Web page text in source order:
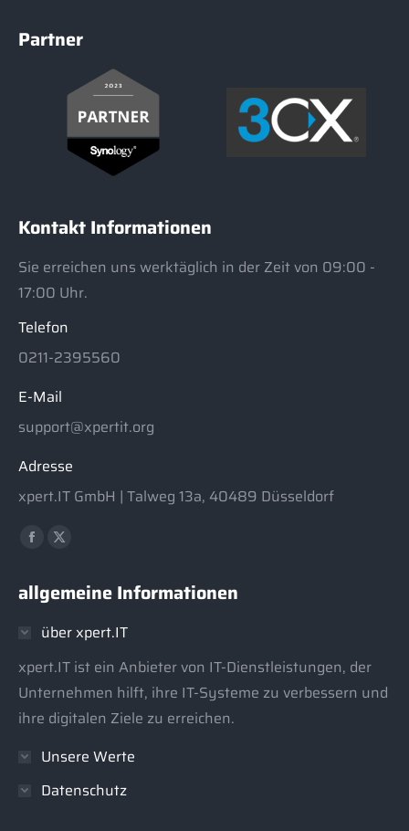
Partner
Kontakt Informationen
Sie erreichen uns werktäglich in der Zeit von 09:00 -
17:00 Uhr.
Telefon
0211-2395560
E-Mail
support@xpertit.org
Adresse
xpert.IT GmbH | Talweg 13a, 40489 Düsseldorf
Finden Sie uns auf:
Facebook
opens
new
window
X
opens
new
window
allgemeine Informationen
über xpert.IT
xpert.IT ist ein Anbieter von IT-Dienstleistungen, der
Unternehmen hilft, ihre IT-Systeme zu verbessern und
ihre digitalen Ziele zu erreichen.
Unsere Werte
Datenschutz